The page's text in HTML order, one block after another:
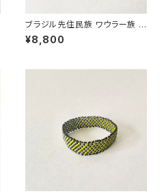
ブラジル先住民族 ワウラー族 ビ
ーズブレスレット 1.5cm幅 内周
15cm
¥8,800